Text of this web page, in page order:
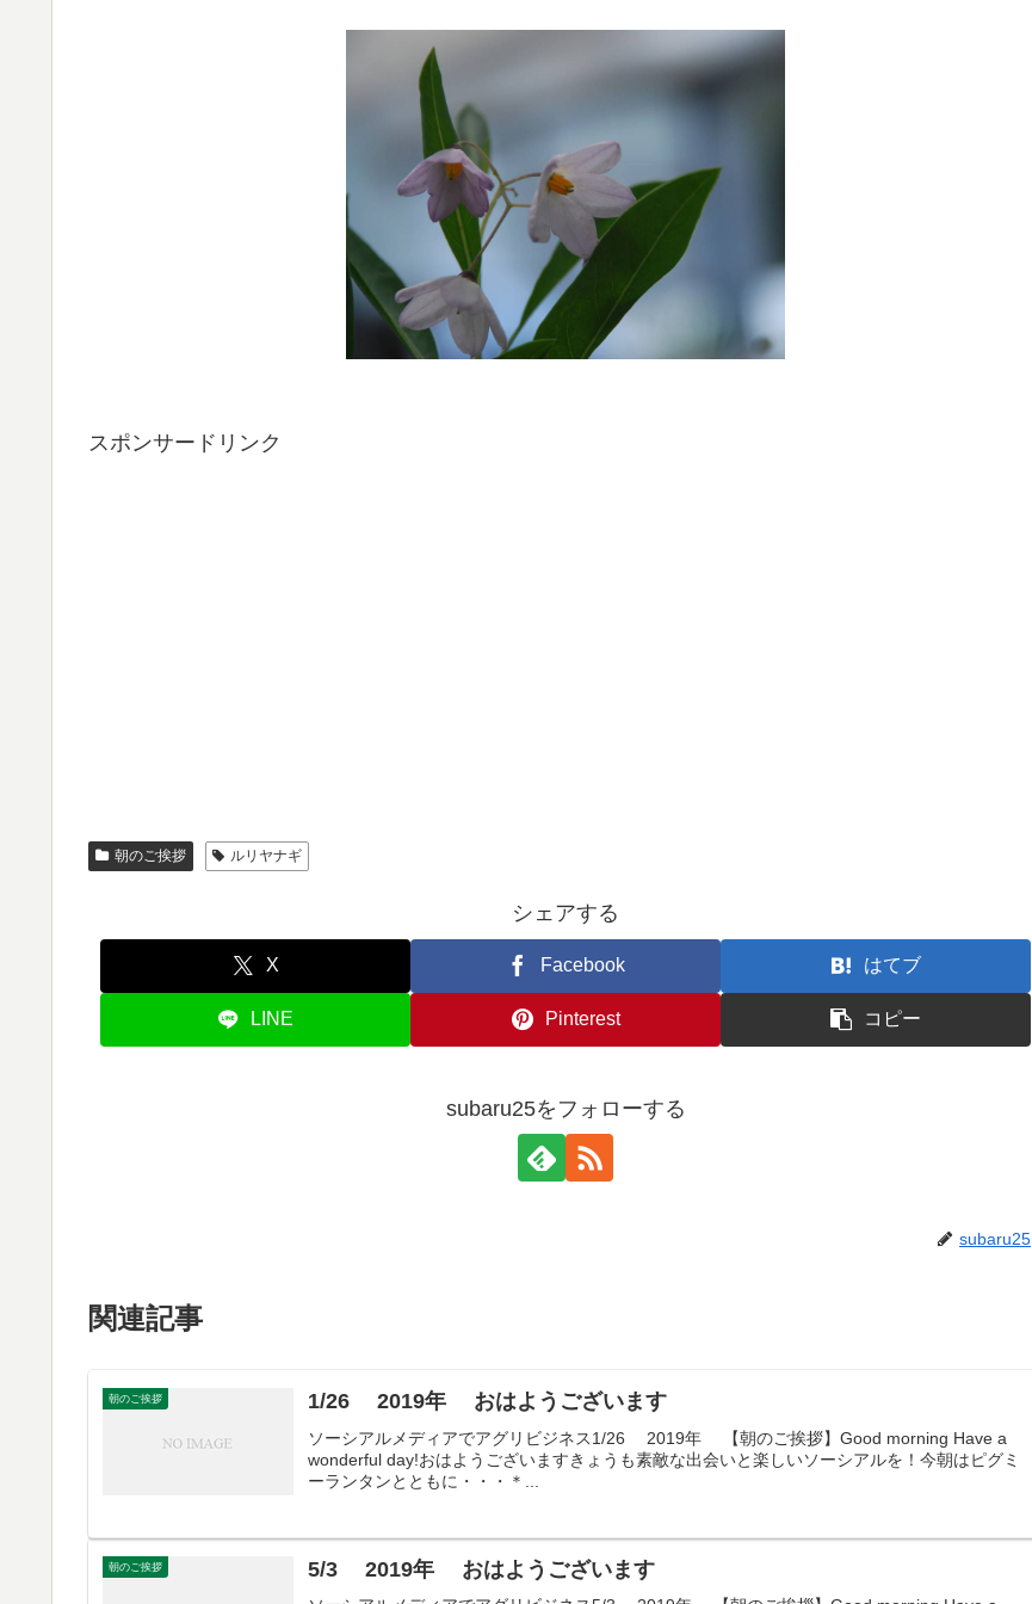
スポンサードリンク
朝のご挨拶 ルリヤナギ
シェアする
X Facebook はてブ
LINE Pinterest コピー
subaru25をフォローする
subaru25
関連記事
朝のご挨拶 1/26 2019年 おはようございます
ソーシアルメディアでアグリビジネス1/26 2019年 【朝のご挨拶】Good morning Have a
wonderful day!おはようございますきょうも素敵な出会いと楽しいソーシアルを！今朝はピグミ
ーランタンとともに・・・＊...
朝のご挨拶 5/3 2019年 おはようございます